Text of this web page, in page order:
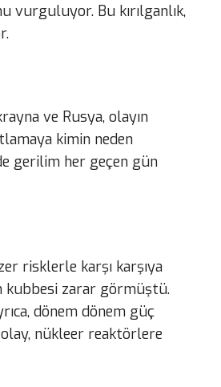
vurguluyor. Bu kırılganlık,
ve Rusya, olayın
kimin neden
gerilim her geçen gün
risklerle karşı karşıya
kubbesi zarar görmüştü.
dönem dönem güç
nükleer reaktörlere